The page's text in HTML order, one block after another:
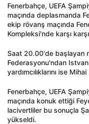
Fenerbahçe, UEFA
maçında deplasmanda
ekip rövanş maçında
Kompleksi'nde karşı
Saat 20.00'de başlayan
Federasyonu'ndan
yardımcılıklarını ise
Fenerbahçe, UEFA
maçında konuk ettiği
lacivertliler bu sonuçla
yükseldi.